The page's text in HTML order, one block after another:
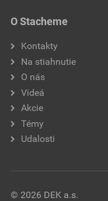
O Stacheme
Kontakty
Na stiahnutie
O nás
Videá
Akcie
Témy
Udalosti
© 2026 DEK a.s.